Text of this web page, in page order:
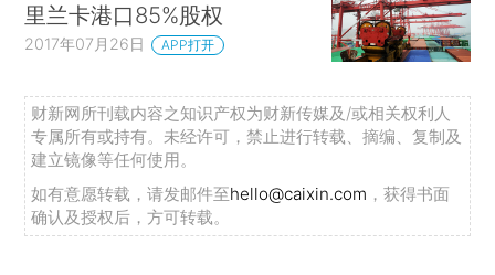
里兰卡港口85%股权
2017年07月26日 APP打开
财新网所刊载内容之知识产权为财新传媒及/或相关权利人
专属所有或持有。未经许可，禁止进行转载、摘编、复制及
建立镜像等任何使用。
如有意愿转载，请发邮件至hello@caixin.com ，获得书面
确认及授权后，方可转载。